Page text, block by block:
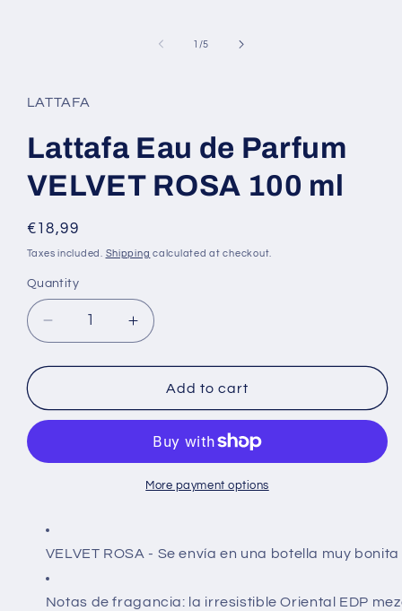
1 /of
5
LATTAFA
Lattafa Eau de Parfum
VELVET ROSA 100 ml
Regular
price
€18,99
Taxes included. Shipping calculated at checkout.
Quantity
Decrease
quantity
for
Eau
de
VELVET
ml
Increase
quantity
for
Lattafa
Eau
Parfum
VELVET
ROSA
Add to cart
More payment options
VELVET ROSA - Se envía en una botella muy
Notas de fragancia: la irresistible Oriental EDP